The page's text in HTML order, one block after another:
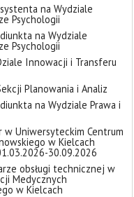
na Wydziale
Psychologii
na Wydziale
Psychologii
Innowacji i Transferu
Planowania i Analiz
na Wydziale Prawa i
Uniwersyteckim Centrum
w Kielcach
30.09.2026
obsługi technicznej w
Medycznych
w Kielcach